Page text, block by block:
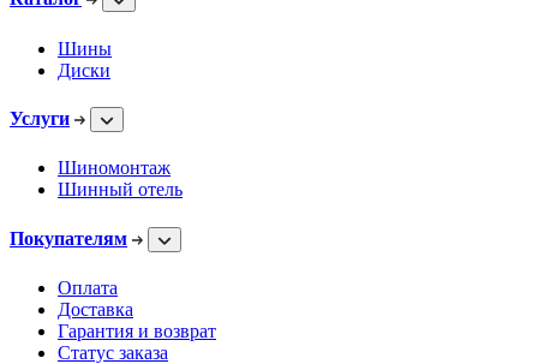
Шины
Диски
Услуги
Шиномонтаж
Шинный отель
Покупателям
Оплата
Доставка
Гарантия и возврат
Статус заказа